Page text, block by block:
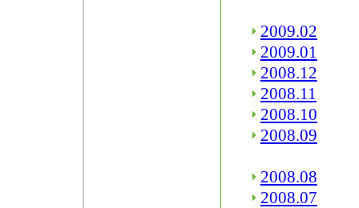
2009.02
2009.01
2008.12
2008.11
2008.10
2008.09
2008.08
2008.07